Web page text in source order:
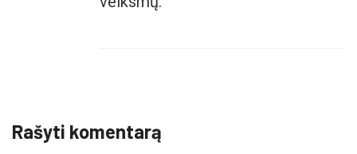
Rašyti komentarą